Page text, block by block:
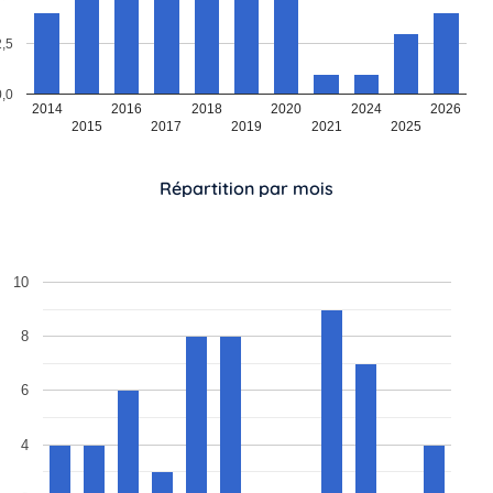
2014
2015
2016
2017
2018
2019
2020
2021
2024
2025
2026
Répartition par mois
4
6
8
10